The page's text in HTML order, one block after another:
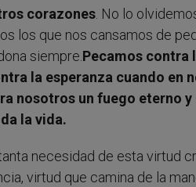
corazones. No lo
los que nos cansamos de
siempre.Pecamos contra
la esperanza cuando
nosotros un fuego eterno
la vida.
necesidad de esta virtud
virtud que camina de la